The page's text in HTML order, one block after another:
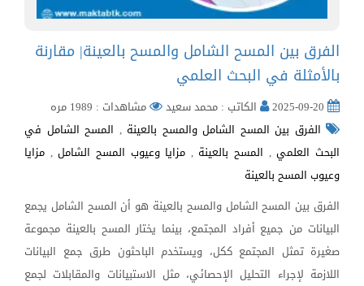
الفرق بين المسح الشامل والمسح بالعينة| مقارنة
بالأمثلة في البحث العلمي
الكاتب : محمد سعيد
مشاهدات : 1989 مره
الفرق بين المسح الشامل والمسح بالعينة , المسح الشامل في
البحث العلمي, المسح بالعينة , مزايا وعيوب المسح الشامل, مزايا
وعيوب المسح بالعينة
الفرق بين المسح الشامل والمسح بالعينة هو أن المسح الشامل يجمع
البيانات من جميع أفراد المجتمع، بينما يختار المسح بالعينة مجموعة
صغيرة تمثل المجتمع ككل، ويستخدم الباحثون طرق جمع البيانات
اللازمة لإجراء التحليل الإحصائي، مثل الاستبيانات والمقابلات لجمع